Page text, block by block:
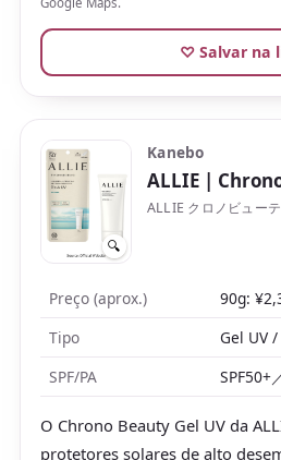
costuma achar o peso dos
incômodo.
♡ Salvar na
🔍
Kanebo
ALLIE |
ALLIE クロノビュー
Preço (aprox.)
90g:
Tipo
Gel UV
SPF/PA
SPF50+
O Chrono Beauty Gel UV da
protetores solares de alto